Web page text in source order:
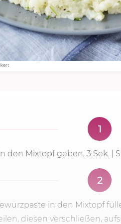
1
den Mixtopf geben, 3 Sek.
2
in den Mixtopf
diesen verschließen,